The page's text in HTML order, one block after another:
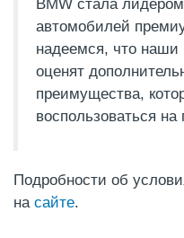
BMW стала
автомобилей
надеемся, что наши
оценят
преимущества,
воспользоваться
Подробности об
на сайте.